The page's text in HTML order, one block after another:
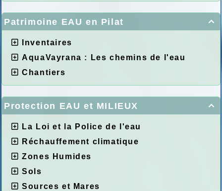

Patrimoine EAU en Pilat
Inventaires
AquaVayrana : Les chemins de l'eau
Chantiers

Protection EAU et MILIEUX
La Loi et la Police de l'eau
Réchauffement climatique
Zones Humides
Sols
Sources et Mares